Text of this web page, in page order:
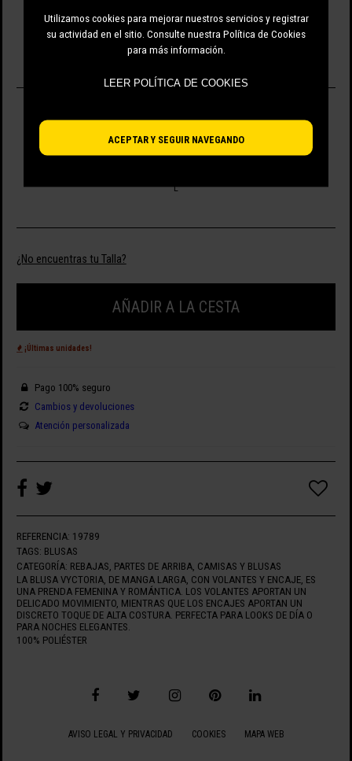
Utilizamos cookies para mejorar nuestros servicios y registrar
su actividad en el sitio. Consulte nuestra Política de Cookies
para más información.
ACEPTAR Y SEGUIR NAVEGANDO
GRIS MARENGO
L
¿No encuentras tu Talla?
AÑADIR A LA CESTA
¡Últimas unidades!
Pago 100% seguro
Cambios y devoluciones
Atención personalizada
REFERENCIA: 19789
TAGS: BLUSAS
CATEGORÍA: REBAJAS PARTES DE ARRIBA, CAMISAS Y BLUSAS
LA BLUSA VYCTORIA, DE MANGA LARGA, CON VOLANTES Y ENCAJE, ES
UNA PRENDA FEMENINA Y ROMÁNTICA. LOS VOLANTES APORTAN UN
DELICADO MOVIMIENTO, MIENTRAS QUE LOS ENCAJES APORTAN UN
DISCRETO TOQUE DE ALTA COSTURA. PERFECTA PARA LOOKS DE DÍA O
PARA NOCHES ELEGANTES.
100% POLIÉSTER
AVISO LEGAL Y PRIVACIDAD COOKIES MAPA WEB
LEER POLÍTICA DE COOKIES